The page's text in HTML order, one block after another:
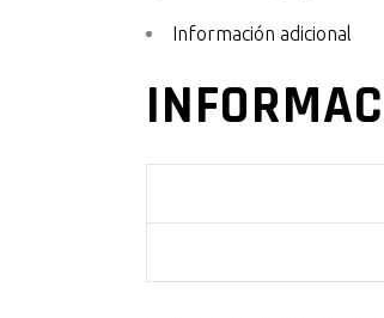
Información adicional